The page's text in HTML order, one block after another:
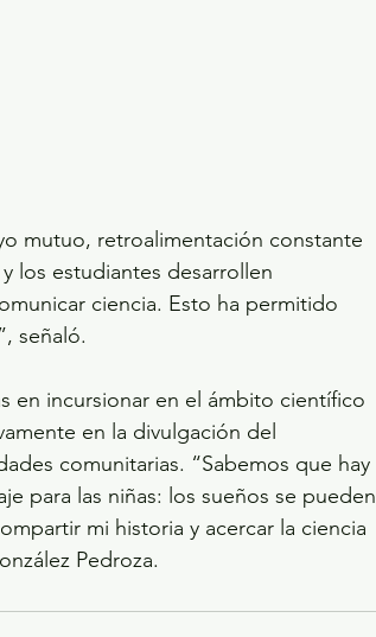
mutuo, retroalimentación constante
los estudiantes desarrollen
ciencia. Esto ha permitido
señaló.
en incursionar en el ámbito científico
en la divulgación del
comunitarias. “Sabemos que hay
para las niñas: los sueños se pueden
mi historia y acercar la ciencia
Pedroza.